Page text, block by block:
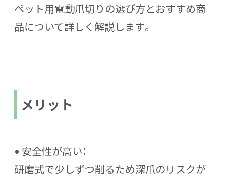
ペット用電動爪切りの選び方とおすすめ商
品について詳しく解説します。
メリット
• 安全性が高い：
研磨式で少しずつ削るため深爪のリスクが